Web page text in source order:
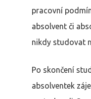
pracovní
absolvent či
nikdy studovat
Po skončení
absolventek